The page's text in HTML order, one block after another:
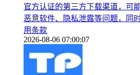
官方认证的第三方下载渠道，可
恶意软件、隐私泄露等问题，同
用条款
2026-08-06 07:00:07